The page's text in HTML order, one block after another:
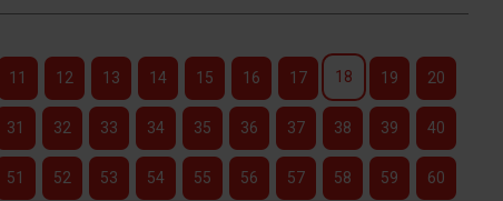
11 12 13 14 15 16 17 18 19 20
31 32 33 34 35 36 37 38 39 40
51 52 53 54 55 56 57 58 59 60